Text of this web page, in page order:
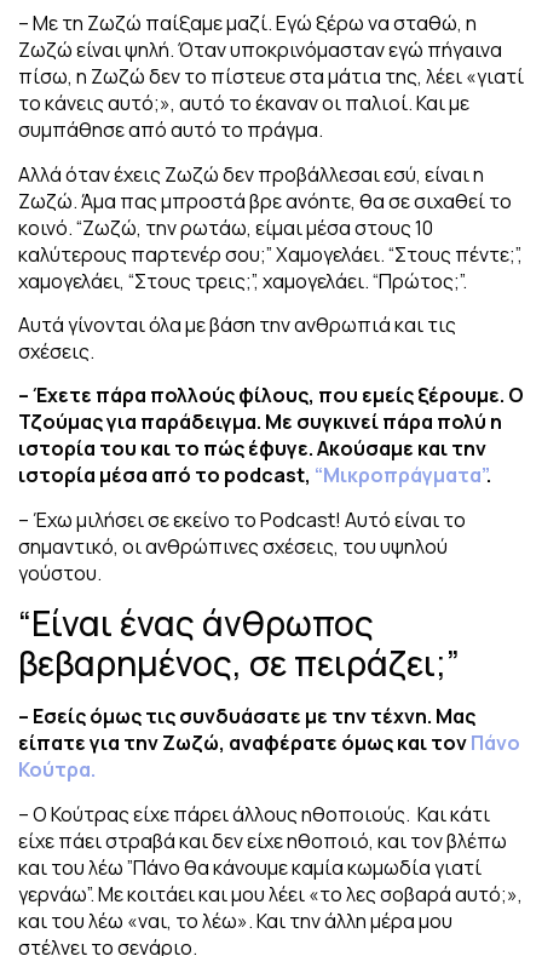
– Με τη Ζωζώ παίξαμε μαζί. Εγώ ξέρω να σταθώ, η
Ζωζώ είναι ψηλή. Όταν υποκρινόμασταν εγώ πήγαινα
πίσω, η Ζωζώ δεν το πίστευε στα μάτια της, λέει «γιατί
το κάνεις αυτό;», αυτό το έκαναν οι παλιοί. Και με
συμπάθησε από αυτό το πράγμα.
Αλλά όταν έχεις Ζωζώ δεν προβάλλεσαι εσύ, είναι η
Ζωζώ. Άμα πας μπροστά βρε ανόητε, θα σε σιχαθεί το
κοινό. “Ζωζώ, την ρωτάω, είμαι μέσα στους 10
καλύτερους παρτενέρ σου;” Χαμογελάει. “Στους πέντε;”,
χαμογελάει, “Στους τρεις;”, χαμογελάει. “Πρώτος;”.
Αυτά γίνονται όλα με βάση την ανθρωπιά και τις
σχέσεις.
– Έχετε πάρα πολλούς φίλους, που εμείς ξέρουμε. Ο
Τζούμας για παράδειγμα. Με συγκινεί πάρα πολύ η
ιστορία του και το πώς έφυγε. Ακούσαμε και την
ιστορία μέσα από το podcast, “Μικροπράγματα”.
– Έχω μιλήσει σε εκείνο το Podcast! Αυτό είναι το
σημαντικό, οι ανθρώπινες σχέσεις, του υψηλού
γούστου.
“Είναι ένας άνθρωπος
βεβαρημένος, σε πειράζει;”
– Εσείς όμως τις συνδυάσατε με την τέχνη. Μας
είπατε για την Ζωζώ, αναφέρατε όμως και τονΠάνο
Κούτρα.
– Ο Κούτρας είχε πάρει άλλους ηθοποιούς. Και κάτι
είχε πάει στραβά και δεν είχε ηθοποιό, και τον βλέπω
και του λέω ”Πάνο θα κάνουμε καμία κωμωδία γιατί
γερνάω”. Με κοιτάει και μου λέει «το λες σοβαρά αυτό;»,
και του λέω «ναι, το λέω». Και την άλλη μέρα μου
στέλνει το σενάριο.